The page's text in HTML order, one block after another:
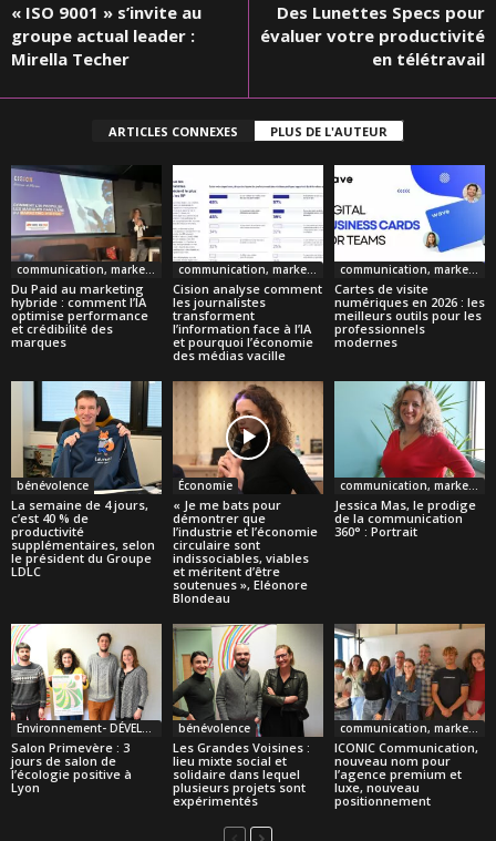
« ISO 9001 » s’invite au
groupe actual leader :
Mirella Techer
Des Lunettes Specs pour
évaluer votre productivité
en télétravail
ARTICLES CONNEXES PLUS DE L'AUTEUR
communication, marketing
Du Paid au marketing
hybride : comment l’IA
optimise performance
et crédibilité des
marques
communication, marketing
Cision analyse comment
les journalistes
transforment
l’information face à l’IA
et pourquoi l’économie
des médias vacille
communication, marketing
Cartes de visite
numériques en 2026 : les
meilleurs outils pour les
professionnels
modernes
bénévolence
La semaine de 4 jours,
c’est 40 % de
productivité
supplémentaires, selon
le président du Groupe
LDLC
Économie
« Je me bats pour
démontrer que
l’industrie et l’économie
circulaire sont
indissociables, viables
et méritent d’être
soutenues », Eléonore
Blondeau
communication, marketing
Jessica Mas, le prodige
de la communication
360° : Portrait
Salon Primevère : 3
jours de salon de
l’écologie positive à
Lyon
bénévolence
Les Grandes Voisines :
lieu mixte social et
solidaire dans lequel
plusieurs projets sont
expérimentés
communication, marketing
ICONIC Communication,
nouveau nom pour
l’agence premium et
luxe, nouveau
positionnement